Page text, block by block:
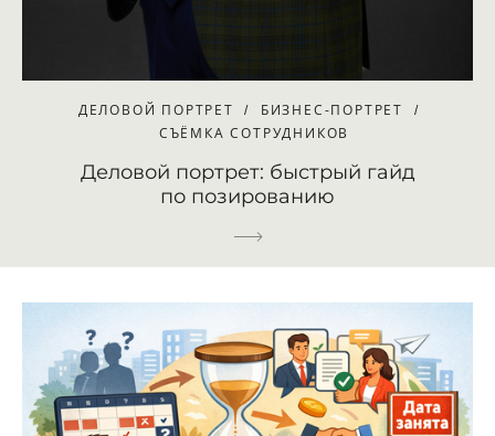
ДЕЛОВОЙ ПОРТРЕТ
БИЗНЕС-ПОРТРЕТ
СЪЁМКА СОТРУДНИКОВ
Деловой портрет: быстрый гайд
по позированию